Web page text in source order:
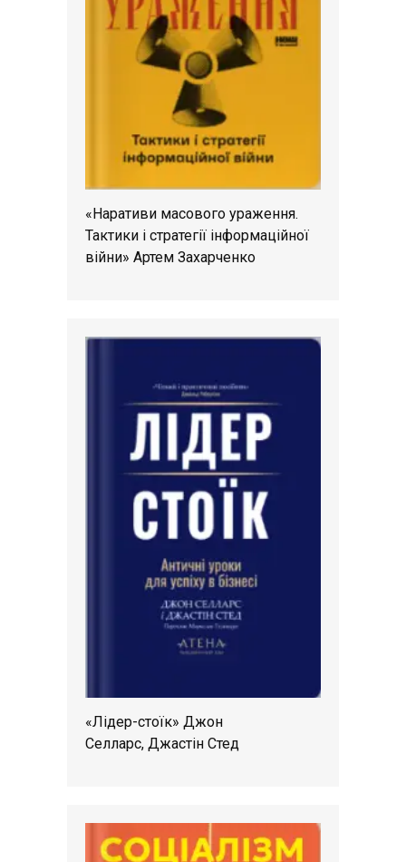
«Наративи масового ураження.
Тактики і стратегії інформаційної
війни» Артем Захарченко
«Лідер-стоїк» Джон
Селларс, Джастін Стед